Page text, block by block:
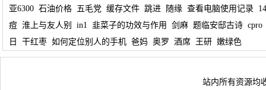
亚6300 石油价格 五毛党 缓存文件 跳进 随缘 查看电脑使用记录
痘 淮上与友人别 in1 韭菜子的功效与作用 剑麻 题临安邸古诗 cpro
日
干红枣 如何定位别人的手机 爸妈 奥罗 酒席 王研 嫩绿色
站内所有资源均